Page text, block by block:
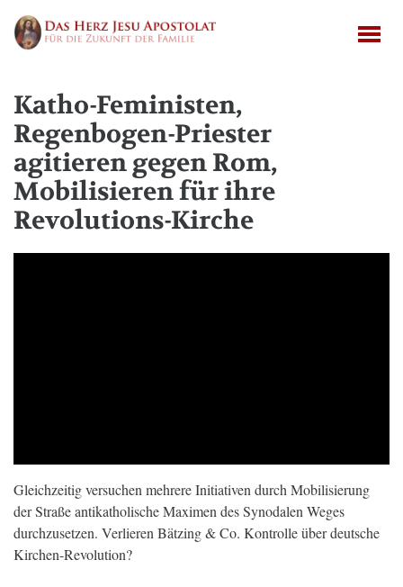
Katho-Feministen,
Regenbogen-Priester
agitieren gegen Rom,
Mobilisieren für ihre
Revolutions-Kirche
Gleichzeitig versuchen mehrere Initiativen durch Mobilisierung
der Straße antikatholische Maximen des Synodalen Weges
durchzusetzen. Verlieren Bätzing & Co. Kontrolle über deutsche
Kirchen-Revolution?